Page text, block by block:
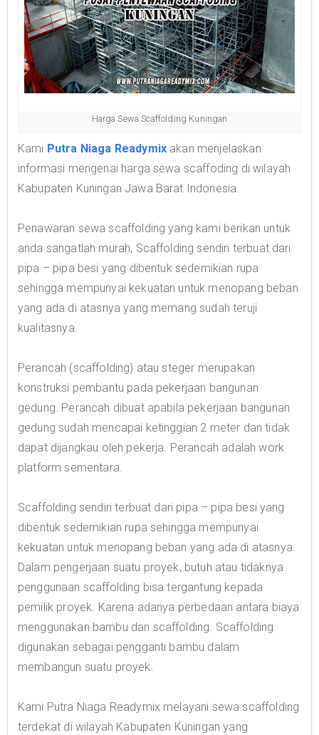
Harga Sewa Scaffolding Kuningan
Kami Putra Niaga Readymix akan menjelaskan
informasi mengenai harga sewa scaffoding di wilayah
Kabupaten Kuningan Jawa Barat Indonesia.
Penawaran sewa scaffolding yang kami berikan untuk
anda sangatlah murah, Scaffolding sendiri terbuat dari
pipa – pipa besi yang dibentuk sedemikian rupa
sehingga mempunyai kekuatan untuk menopang beban
yang ada di atasnya yang memang sudah teruji
kualitasnya.
Perancah (scaffolding) atau steger merupakan
konstruksi pembantu pada pekerjaan bangunan
gedung. Perancah dibuat apabila pekerjaan bangunan
gedung sudah mencapai ketinggian 2 meter dan tidak
dapat dijangkau oleh pekerja. Perancah adalah work
platform sementara.
Scaffolding sendiri terbuat dari pipa – pipa besi yang
dibentuk sedemikian rupa sehingga mempunyai
kekuatan untuk menopang beban yang ada di atasnya.
Dalam pengerjaan suatu proyek, butuh atau tidaknya
penggunaan scaffolding bisa tergantung kepada
pemilik proyek. Karena adanya perbedaan antara biaya
menggunakan bambu dan scaffolding. Scaffolding
digunakan sebagai pengganti bambu dalam
membangun suatu proyek.
Kami Putra Niaga Readymix melayani sewa scaffolding
terdekat di wilayah Kabupaten Kuningan yang